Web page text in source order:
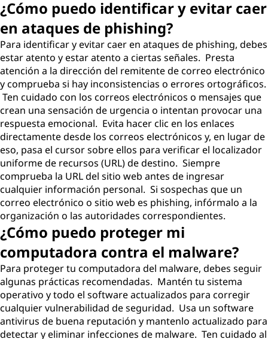
¿Cómo puedo identificar y evitar caer
en ataques de phishing?
Para identificar y evitar caer en ataques de phishing, debes
estar atento y estar atento a ciertas señales. Presta
atención a la dirección del remitente de correo electrónico
y comprueba si hay inconsistencias o errores ortográficos.
Ten cuidado con los correos electrónicos o mensajes que
crean una sensación de urgencia o intentan provocar una
respuesta emocional. Evita hacer clic en los enlaces
directamente desde los correos electrónicos y, en lugar de
eso, pasa el cursor sobre ellos para verificar el localizador
uniforme de recursos (URL) de destino. Siempre
comprueba la URL del sitio web antes de ingresar
cualquier información personal. Si sospechas que un
correo electrónico o sitio web es phishing, infórmalo a la
organización o las autoridades correspondientes.
¿Cómo puedo proteger mi
computadora contra el malware?
Para proteger tu computadora del malware, debes seguir
algunas prácticas recomendadas. Mantén tu sistema
operativo y todo el software actualizados para corregir
cualquier vulnerabilidad de seguridad. Usa un software
antivirus de buena reputación y mantenlo actualizado para
detectar y eliminar infecciones de malware. Ten cuidado al